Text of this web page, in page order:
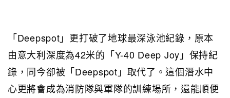
「Deepspot」更打破了地球最深泳池紀錄，原本
由意大利深度為42米的「Y-40 Deep Joy」保持紀
錄，同今卻被「Deepspot」取代了。這個潛水中
心更將會成為消防隊與軍隊的訓練場所，還能順便